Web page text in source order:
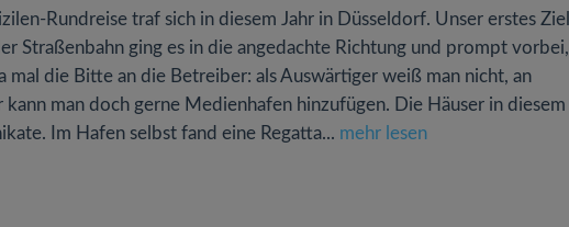
Rundreise traf sich in diesem Jahr in Düsseldorf. Unser erstes Ziel
Straßenbahn ging es in die angedachte Richtung und prompt vorbei,
mal die Bitte an die Betreiber: als Auswärtiger weiß man nicht, an
man doch gerne Medienhafen hinzufügen. Die Häuser in diesem
Im Hafen selbst fand eine Regatta... mehr lesen